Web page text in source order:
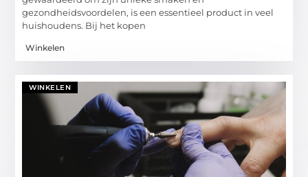
gezondheidsvoordelen, is een essentieel product in veel
huishoudens. Bij het kopen
Winkelen
WINKELEN